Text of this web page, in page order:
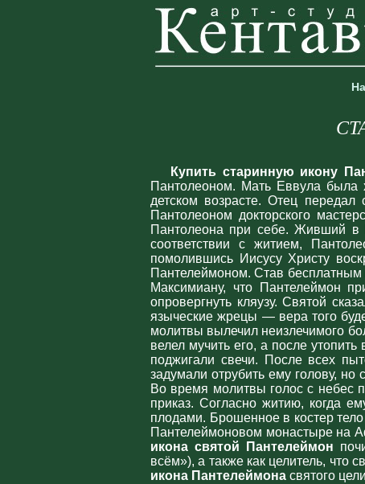
Купить старинную икону
Пантолеоном. Мать Еввула была
детском возрасте. Отец
Пантолеоном докторского
Пантолеона при себе. Живший в
соответствии с житием,
помолившись Иисусу Христу
Пантелеймоном. Став
Максимиану, что Пантелеймон
опровергнуть кляузу. Святой
языческие жрецы — вера того
молитвы вылечил неизлечимого
велел мучить его, а после
поджигали свечи. После всех
задумали отрубить ему голову,
Во время молитвы голос с небес
приказ. Согласно житию, когда
плодами. Брошенное в костер
Пантелеймоновом монастыре на
икона святой Пантелеймон
всём»), а также как целитель,
икона Пантелеймона святого